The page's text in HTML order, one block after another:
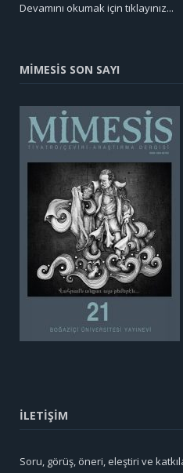
Devamını okumak için tıklayınız...
MİMESİS SON SAYI
İLETİŞİM
Soru, görüş, öneri, eleştiri ve